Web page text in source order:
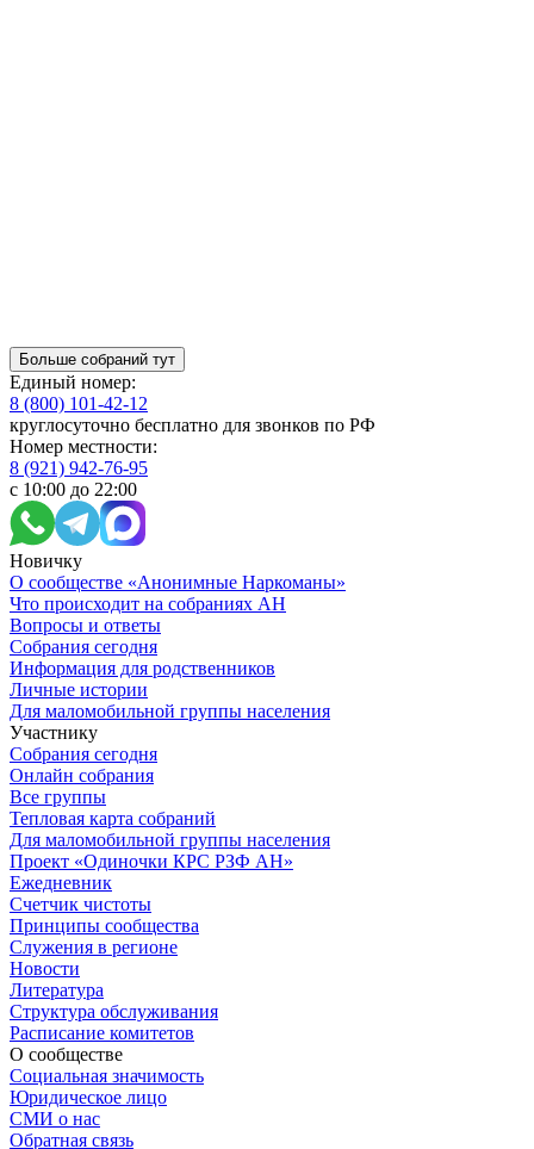
Больше собраний тут
Единый номер:
8 (800) 101-42-12
круглосуточно бесплатно для звонков по РФ
Номер местности:
8 (921) 942-76-95
с 10:00 до 22:00
Новичку
О сообществе «Анонимные Наркоманы»
Что происходит на собраниях АН
Вопросы и ответы
Собрания сегодня
Информация для родственников
Личные истории
Для маломобильной группы населения
Участнику
Собрания сегодня
Онлайн собрания
Все группы
Тепловая карта собраний
Для маломобильной группы населения
Проект «Одиночки КРС РЗФ АН»
Ежедневник
Счетчик чистоты
Принципы сообщества
Служения в регионе
Новости
Литература
Структура обслуживания
Расписание комитетов
О сообществе
Социальная значимость
Юридическое лицо
СМИ о нас
Обратная связь